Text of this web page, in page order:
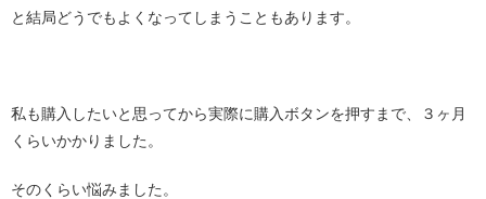
と結局どうでもよくなってしまうこともあります。
私も購入したいと思ってから実際に購入ボタンを押すまで、３ヶ月
くらいかかりました。
そのくらい悩みました。